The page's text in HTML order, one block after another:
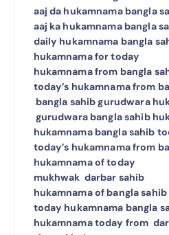
aaj da hukamnama bangla
aaj ka hukamnama bangla
daily hukamnama bangla
hukamnama for today
hukamnama from bangla
today’s hukamnama from
bangla sahib gurudwara
gurudwara bangla sahib
hukamnama bangla sahib
today’s hukamnama from
hukamnama of today
mukhwak darbar sahib
hukamnama of bangla sahib
today hukamnama bangla
hukamnama today from